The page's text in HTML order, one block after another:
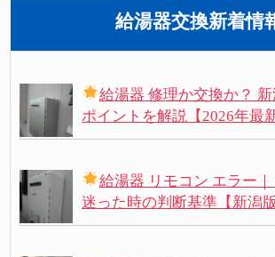
給湯器交換新着情
給湯器 修理か交換か？
ポイントを解説【2026年最
給湯器 リモコン エラー
迷った時の判断基準【新潟版